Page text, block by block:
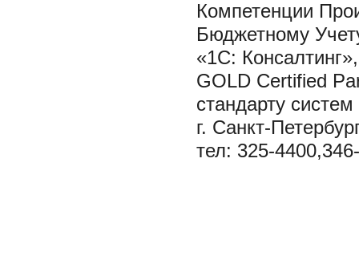
Компетенции
Бюджетному
«1С:
GOLD Certified
стандарту
г. Санкт-
тел: 325-